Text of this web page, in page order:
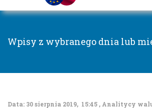
Wpisy z wybranego dnia lub
Data: 30 sierpnia 2019, 15:45 , Analitycy